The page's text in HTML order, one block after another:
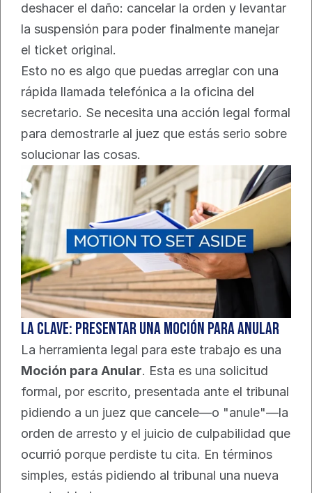
deshacer el daño: cancelar la orden y levantar
la suspensión para poder finalmente manejar
el ticket original.
Esto no es algo que puedas arreglar con una
rápida llamada telefónica a la oficina del
secretario. Se necesita una acción legal formal
para demostrarle al juez que estás serio sobre
solucionar las cosas.
La Clave: Presentar una Moción para Anular
Moción para Anular. Esta es una solicitud
formal, por escrito, presentada ante el tribunal
pidiendo a un juez que cancele—o "anule"—la
orden de arresto y el juicio de culpabilidad que
ocurrió porque perdiste tu cita. En términos
simples, estás pidiendo al tribunal una nueva